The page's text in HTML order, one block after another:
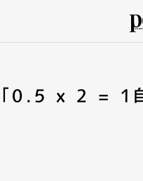
0.5 x 2 = 1